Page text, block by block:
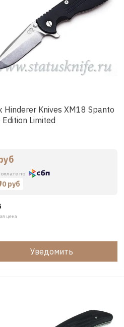
Hinderer Knives XM18 Spanto
Edition Limited
по
0 руб
цена
Уведомить